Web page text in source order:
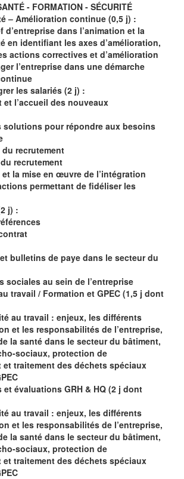
- FORMATION - SÉCURITÉ
– Amélioration continue (0,5 j) :
d’entreprise dans l’animation et la
en identifiant les axes d’amélioration,
actions correctives et d’amélioration
l’entreprise dans une démarche
les salariés (2 j) :
et l’accueil des nouveaux
solutions pour répondre aux besoins
du recrutement
recrutement
et la mise en œuvre de l’intégration
permettant de fidéliser les
j) :
bulletins de paye dans le secteur du
sociales au sein de l’entreprise
travail / Formation et GPEC (1,5 j dont
au travail : enjeux, les différents
et les responsabilités de l’entreprise,
la santé dans le secteur du bâtiment,
sociaux, protection de
et traitement des déchets spéciaux
et évaluations GRH & HQ (2 j dont
au travail : enjeux, les différents
et les responsabilités de l’entreprise,
la santé dans le secteur du bâtiment,
sociaux, protection de
et traitement des déchets spéciaux